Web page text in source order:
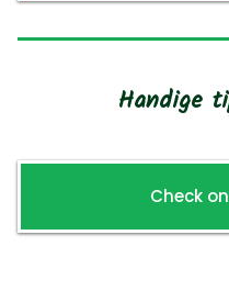
Handige
Check